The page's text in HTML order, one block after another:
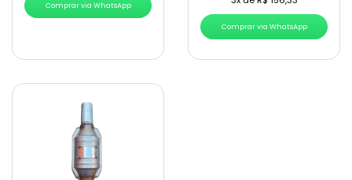
Comprar via WhatsApp
original
era:
atual
é:
Comprar via WhatsApp